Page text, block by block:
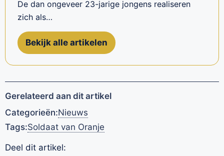
De dan ongeveer 23-jarige jongens realiseren
zich als…
Bekijk alle artikelen
Gerelateerd aan dit artikel
Categorieën:Nieuws
Tags:Soldaat van Oranje
Deel dit artikel: